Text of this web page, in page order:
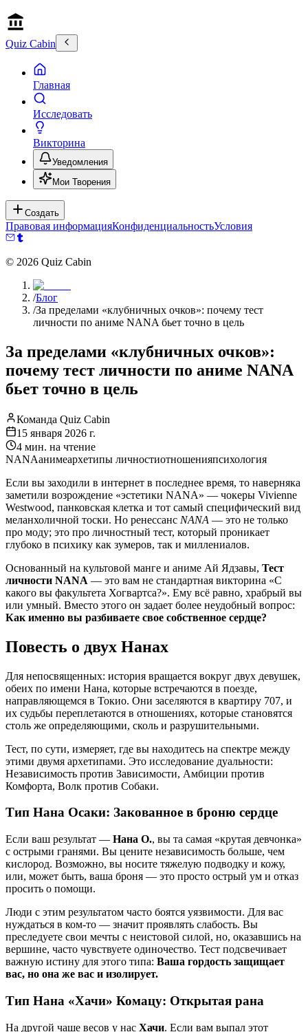
Quiz Cabin
Главная
Исследовать
Викторина
Уведомления
Мои Творения
Создать
Правовая информацияКонфиденциальностьУсловия
© 2026 Quiz Cabin
/Блог
/За пределами «клубничных очков»: почему тест
личности по аниме NANA бьет точно в цель
За пределами «клубничных очков»:
почему тест личности по аниме NANA
бьет точно в цель
Команда Quiz Cabin
15 января 2026 г.
4 мин. на чтение
NANAанимеархетипы личностиотношенияпсихология
Если вы заходили в интернет в последнее время, то наверняка
заметили возрождение «эстетики NANA» — чокеры Vivienne
Westwood, панковская клетка и тот самый специфический вид
меланхоличной тоски. Но ренессанс NANA — это не только
про моду; это про личностный тест, который проникает
глубоко в психику как зумеров, так и миллениалов.
Основанный на культовой манге и аниме Ай Ядзавы, Тест
личности NANA — это вам не стандартная викторина «С
какого вы факультета Хогвартса?». Ему всё равно, храбрый вы
или умный. Вместо этого он задает более неудобный вопрос:
Как именно вы разбиваете свое собственное сердце?
Повесть о двух Нанах
Для непосвященных: история вращается вокруг двух девушек,
обеих по имени Нана, которые встречаются в поезде,
направляющемся в Токио. Они заселяются в квартиру 707, и
их судьбы переплетаются в отношениях, которые становятся
столь же определяющими, сколь и разрушительными.
Тест, по сути, измеряет, где вы находитесь на спектре между
этими двумя архетипами. Это исследование дуальности:
Независимость против Зависимости, Амбиции против
Комфорта, Волк против Собаки.
Тип Нана Осаки: Закованное в броню сердце
Если ваш результат — Нана О., вы та самая «крутая девчонка»
с острыми гранями. Вы цените независимость больше, чем
кислород. Возможно, вы носите тяжелую подводку и кожу,
или, может быть, ваша броня — это просто острый ум и отказ
просить о помощи.
Люди с этим результатом часто боятся уязвимости. Для вас
нуждаться в ком-то — значит проявлять слабость. Вы
преследуете свои мечты с неистовой силой, но, оказавшись на
вершине, часто чувствуете одиночество. Тест подсвечивает
важную истину для этого типа: Ваша гордость защищает
вас, но она же вас и изолирует.
Тип Нана «Хачи» Комацу: Открытая рана
На другой чаше весов у нас Хачи. Если вам выпал этот